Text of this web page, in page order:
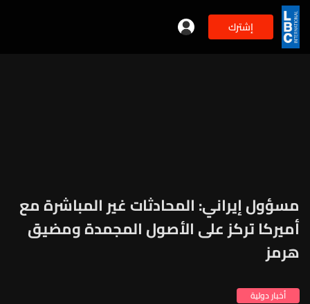
إشترك
مسؤول إيراني: المحادثات غير المباشرة مع
أميركا تركز على الأصول المجمدة ومضيق
هرمز
أخبار دولية